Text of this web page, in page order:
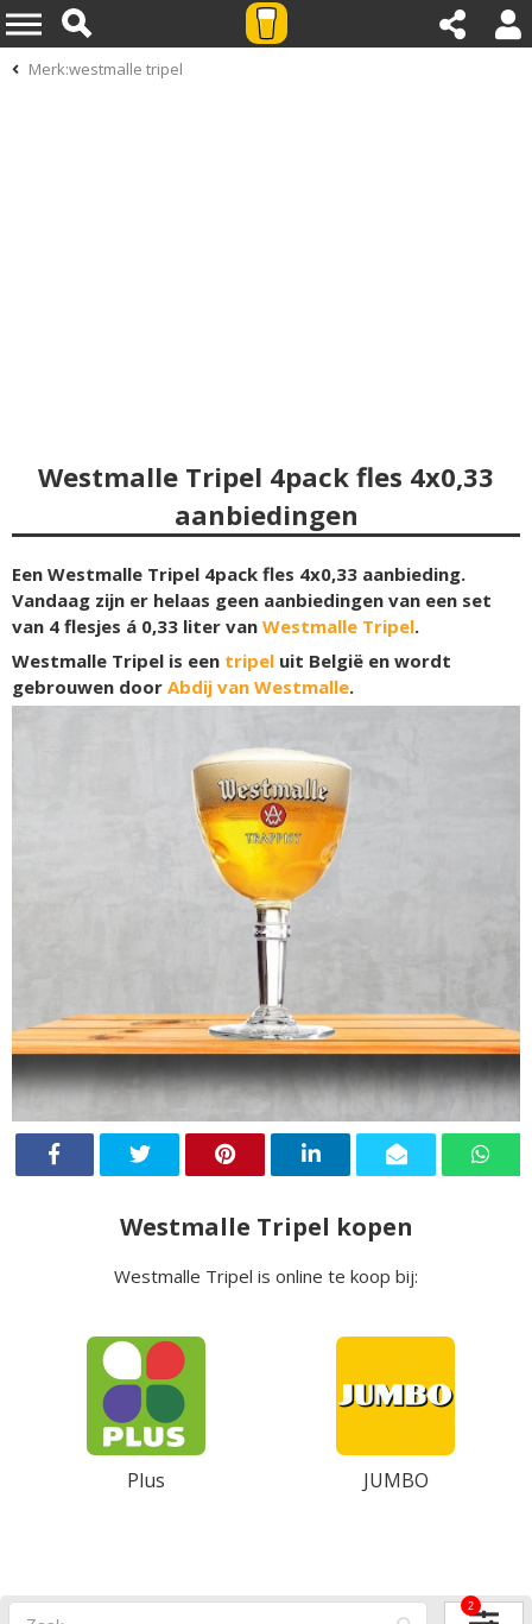
Merk:westmalle tripel
Westmalle Tripel 4pack fles 4x0,33
aanbiedingen
Een Westmalle Tripel 4pack fles 4x0,33 aanbieding.
Vandaag zijn er helaas geen aanbiedingen van een set
van 4 flesjes á 0,33 liter van Westmalle Tripel.
Westmalle Tripel is een tripel uit België en wordt
gebrouwen door Abdij van Westmalle.
Westmalle Tripel kopen
Westmalle Tripel is online te koop bij:
Plus JUMBO
2